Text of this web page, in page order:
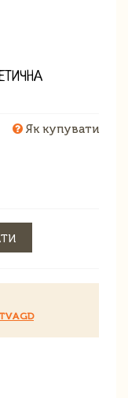
Як купувати